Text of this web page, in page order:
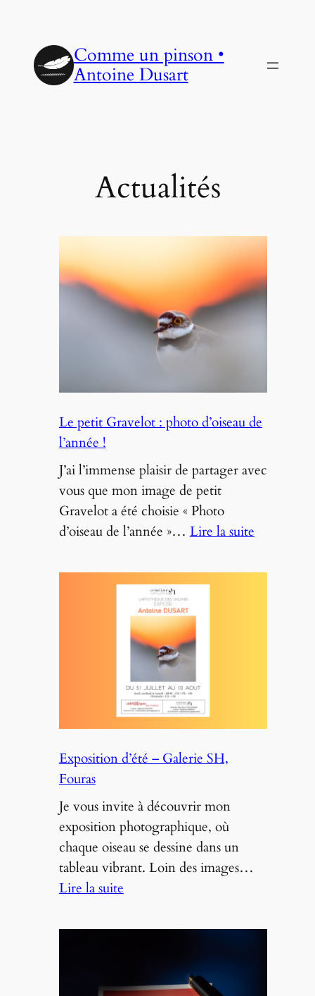
contenu
Comme un pinson •
Antoine Dusart
Actualités
Le petit Gravelot : photo d’oiseau de
l’année !
J’ai l’immense plaisir de partager avec
vous que mon image de petit
Gravelot a été choisie « Photo
d’oiseau de l’année »… Lire la suite:
petit
Exposition d’été – Galerie SH,
Fouras
Je vous invite à découvrir mon
exposition photographique, où
chaque oiseau se dessine dans un
tableau vibrant. Loin des images…
Lire la suite:
d’été
SH,